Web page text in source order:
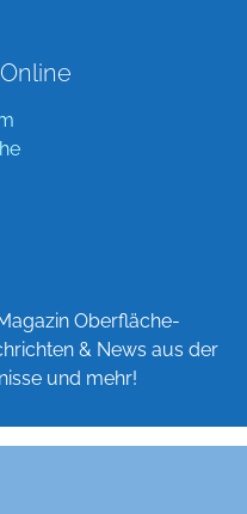
Oberfläche-
& News aus der
und mehr!